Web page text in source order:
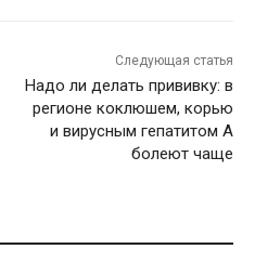
Следующая статья
Надо ли делать прививку: в
регионе коклюшем, корью
и вирусным гепатитом А
болеют чаще